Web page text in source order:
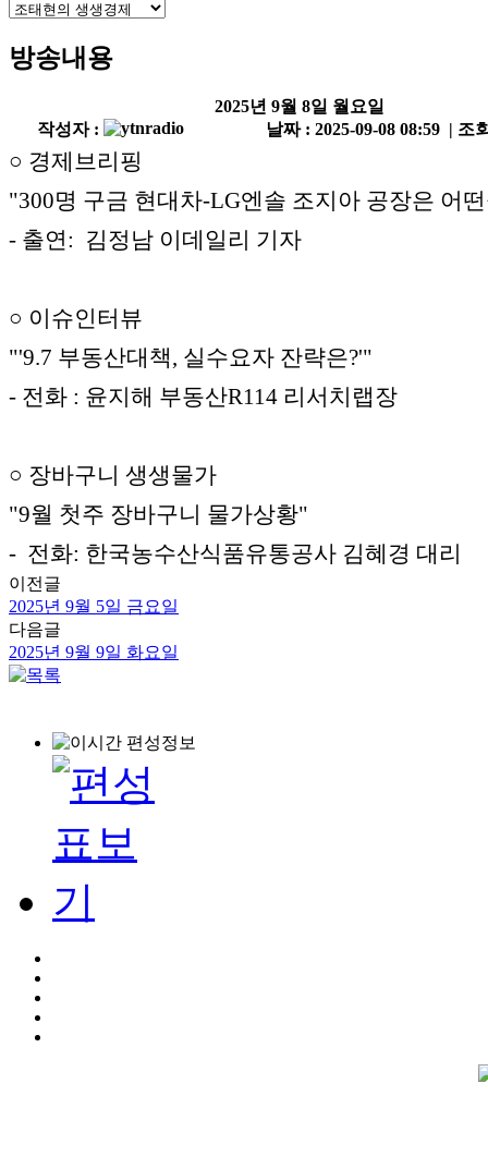
방송내용
2025년 9월 8일 월요일
작성자 :
날짜 : 2025-09-08 08:59 | 조
○ 경제브리핑
"300명 구금 현대차-LG엔솔 조지아 공장은 어
- 출연: 김정남 이데일리 기자
○ 이슈인터뷰
"'9.7 부동산대책, 실수요자 잔략은?'"
- 전화 : 윤지해 부동산R114 리서치랩장
○ 장바구니 생생물가
"9월 첫주 장바구니 물가상황"
- 전화: 한국농수산식품유통공사 김혜경 대리
이전글
2025년 9월 5일 금요일
다음글
2025년 9월 9일 화요일